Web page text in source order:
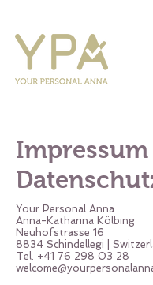
Your Personal Anna
Anna-Katharina Kölbing
Neuhofstrasse 16
8834 Schindellegi |
Tel. +41 76 298 03 28